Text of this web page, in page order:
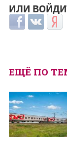
ИЛИ
Login withLogin with
ЕЩЁ ПО